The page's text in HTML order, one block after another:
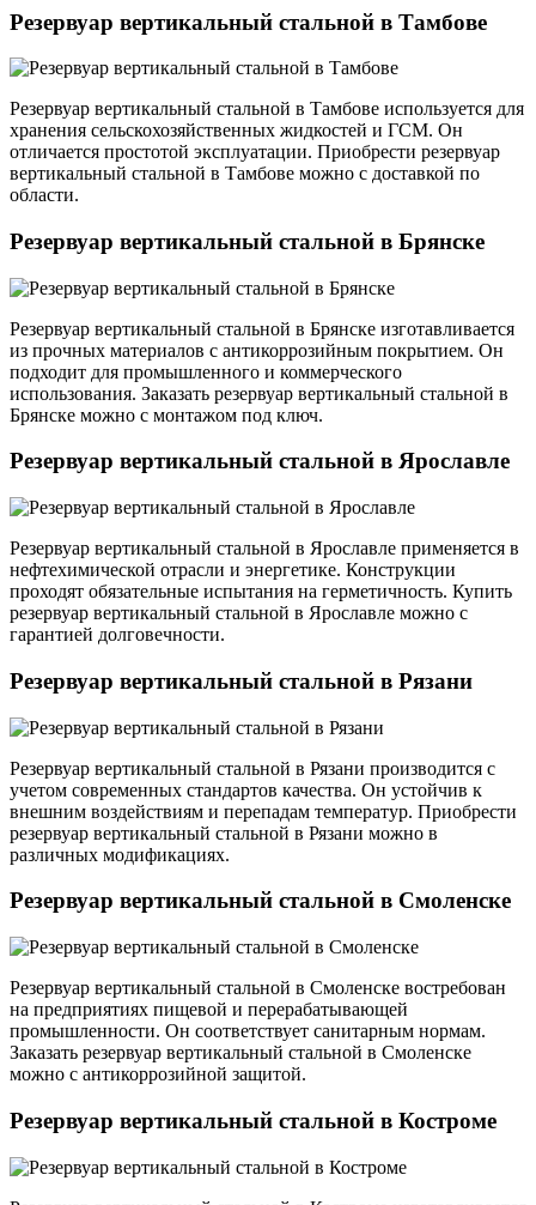
Резервуар вертикальный стальной в Тамбове
Резервуар вертикальный стальной в Тамбове используется для
хранения сельскохозяйственных жидкостей и ГСМ. Он
отличается простотой эксплуатации. Приобрести резервуар
вертикальный стальной в Тамбове можно с доставкой по
области.
Резервуар вертикальный стальной в Брянске
Резервуар вертикальный стальной в Брянске изготавливается
из прочных материалов с антикоррозийным покрытием. Он
подходит для промышленного и коммерческого
использования. Заказать резервуар вертикальный стальной в
Брянске можно с монтажом под ключ.
Резервуар вертикальный стальной в Ярославле
Резервуар вертикальный стальной в Ярославле применяется в
нефтехимической отрасли и энергетике. Конструкции
проходят обязательные испытания на герметичность. Купить
резервуар вертикальный стальной в Ярославле можно с
гарантией долговечности.
Резервуар вертикальный стальной в Рязани
Резервуар вертикальный стальной в Рязани производится с
учетом современных стандартов качества. Он устойчив к
внешним воздействиям и перепадам температур. Приобрести
резервуар вертикальный стальной в Рязани можно в
различных модификациях.
Резервуар вертикальный стальной в Смоленске
Резервуар вертикальный стальной в Смоленске востребован
на предприятиях пищевой и перерабатывающей
промышленности. Он соответствует санитарным нормам.
Заказать резервуар вертикальный стальной в Смоленске
можно с антикоррозийной защитой.
Резервуар вертикальный стальной в Костроме